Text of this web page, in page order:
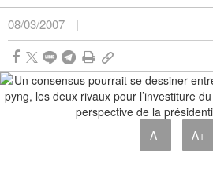
08/03/2007 |
A- A+